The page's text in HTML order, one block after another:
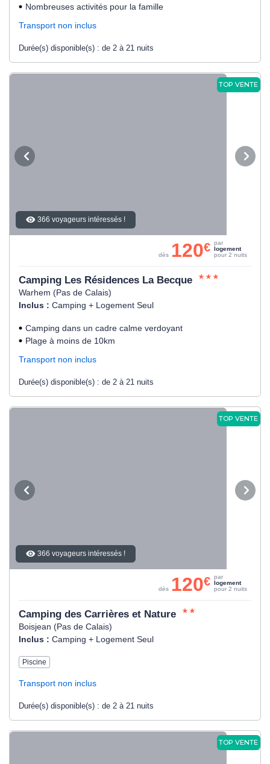
Nombreuses activités pour la famille
Transport non inclus
Durée(s) disponible(s) : de 2 à 21 nuits
TOP VENTE
366 voyageurs intéressés !
Camping Les Résidences La Becque
Warhem (Pas de Calais)
Inclus : Camping + Logement Seul
Camping dans un cadre calme verdoyant
Plage à moins de 10km
Transport non inclus
Durée(s) disponible(s) : de 2 à 21 nuits
dès 120€ par
logement
pour 2 nuits
TOP VENTE
366 voyageurs intéressés !
Camping des Carrières et Nature
Boisjean (Pas de Calais)
Inclus : Camping + Logement Seul
Piscine
Transport non inclus
Durée(s) disponible(s) : de 2 à 21 nuits
dès 120€ par
logement
pour 2 nuits
TOP VENTE